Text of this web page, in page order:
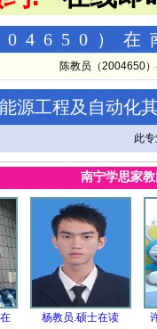
）在
陈教员（2004650
能源工程及自动化
此
南宁学思家
杨教员.硕士在读